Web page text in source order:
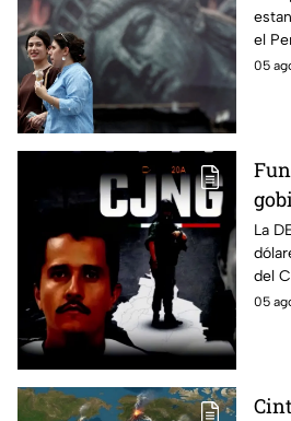
el
05
La
del
05